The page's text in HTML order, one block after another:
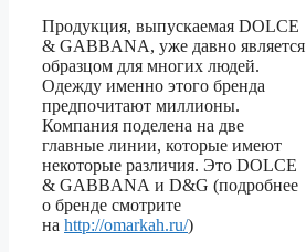
Продукция, выпускаемая DOLCE
& GABBANA, уже давно является
образцом для многих людей.
Одежду именно этого бренда
предпочитают миллионы.
Компания поделена на две
главные линии, которые имеют
некоторые различия. Это DOLCE
& GABBANA и D&G (подробнее
о бренде смотрите
на http://omarkah.ru/)